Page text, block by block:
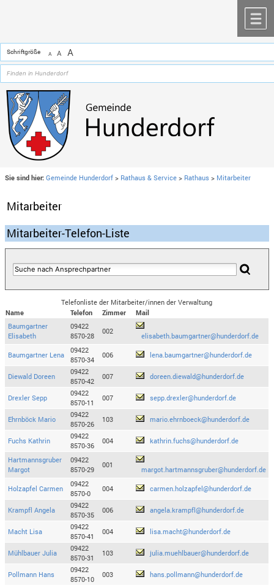
Schriftgröße A A A
Sie sind hier: Gemeinde Hunderdorf > Rathaus & Service > Rathaus > Mitarbeiter
Mitarbeiter
Mitarbeiter-Telefon-Liste
Telefonliste der Mitarbeiter/innen der Verwaltung
Name
Telefon Zimmer
Mail
Baumgartner
Elisabeth
09422
8570-28
002
elisabeth.baumgartner@hunderdorf.de
Baumgartner Lena
09422
8570-34
006 lena.baumgartner@hunderdorf.de
Diewald Doreen
09422
8570-42
007 doreen.diewald@hunderdorf.de
Drexler Sepp
09422
8570-11
007 sepp.drexler@hunderdorf.de
Ehrnböck Mario
09422
8570-26
103 mario.ehrnboeck@hunderdorf.de
Fuchs Kathrin
09422
8570-36
004 kathrin.fuchs@hunderdorf.de
Hartmannsgruber
Margot
09422
8570-29
001
margot.hartmannsgruber@hunderdorf.de
Holzapfel Carmen
09422
8570-0
004 carmen.holzapfel@hunderdorf.de
Krampfl Angela
09422
8570-35
006 angela.krampfl@hunderdorf.de
Macht Lisa
09422
8570-41
004 lisa.macht@hunderdorf.de
Mühlbauer Julia
09422
8570-31
103 julia.muehlbauer@hunderdorf.de
Pollmann Hans
09422
8570-10
003 hans.pollmann@hunderdorf.de